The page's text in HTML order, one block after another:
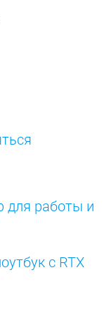
для работы и
с RTX